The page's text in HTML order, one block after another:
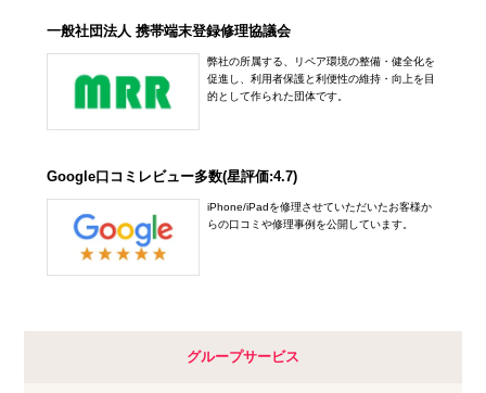
一般社団法人 携帯端末登録修理協議会
弊社の所属する、リペア環境の整備・健全化を
促進し、利用者保護と利便性の維持・向上を目
的として作られた団体です。
Google口コミレビュー多数(星評価:4.7)
iPhone/iPadを修理させていただいたお客様か
らの口コミや修理事例を公開しています。
グループサービス